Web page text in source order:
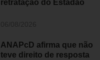
retratação do Estadão
ANAPcD afirma que não
teve direito de resposta